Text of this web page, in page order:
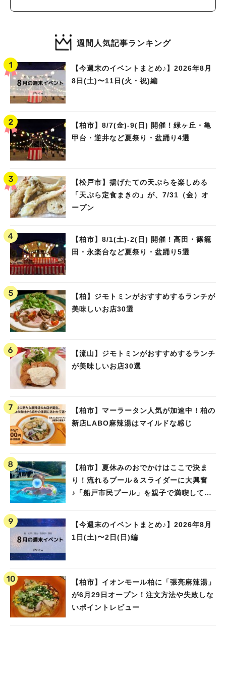
週間人気記事ランキング
【今週末のイベントまとめ♪】2026年8月
8日(土)〜11日(火・祝)編
【柏市】8/7(金)‐9(日) 開催！緑ヶ丘・亀
甲台・逆井など夏祭り・盆踊り4選
【松戸市】揚げたての天ぷらを楽しめる
「天ぷら定食まきの」が、7/31（金）オ
ープン
【柏市】8/1(土)‐2(日) 開催！高田・篠籠
田・永楽台など夏祭り・盆踊り5選
【柏】ジモトミンがおすすめするランチが
美味しいお店30選
【流山】ジモトミンがおすすめするランチ
が美味しいお店30選
【柏市】マーラータン人気が加速中！柏の
新店LABO麻辣湯はマイルドな感じ
【柏市】夏休みのおでかけはここで決ま
り！流れるプール＆スライダーに大興奮
♪「船戸市民プール」を親子で満喫してき
【今週末のイベントまとめ♪】2026年8月
1日(土)〜2日(日)編
【柏市】イオンモール柏に「張亮麻辣湯」
が6月29日オープン！注文方法や失敗しな
いポイントレビュー